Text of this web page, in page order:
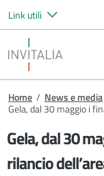
Salta al
Link utili
Invitalia
Briciole di pane
Home / News e media
Gela, dal 30 maggio i
Gela, dal 30
rilancio